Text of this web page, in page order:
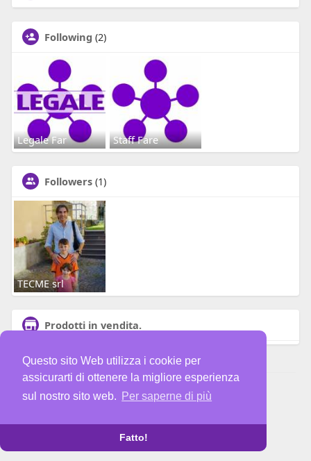
Questo sito Web utilizza i cookie per
assicurarti di ottenere la migliore esperienza
sul nostro sito web.
Per saperne di più
Fatto!
Following (2)
Legale Far Staff Fare
Followers (1)
TECME srl
Prodotti in vendita.
© 2026 Social FareAppalti
Condizioni d'uso
Blog
Più
Lingua